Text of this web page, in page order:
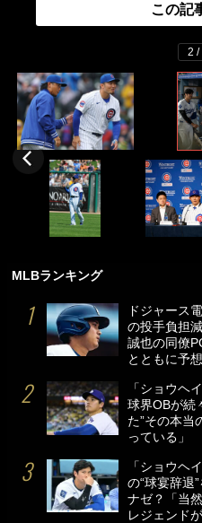
この記
2 /
MLBランキング
ドジャース
の投手負担
誠也の同僚
とともに予想
「ショウヘ
球界OBが続
た”その本当
っている」
「ショウヘ
の“球宴辞退
ナゼ？「当
レジェンド